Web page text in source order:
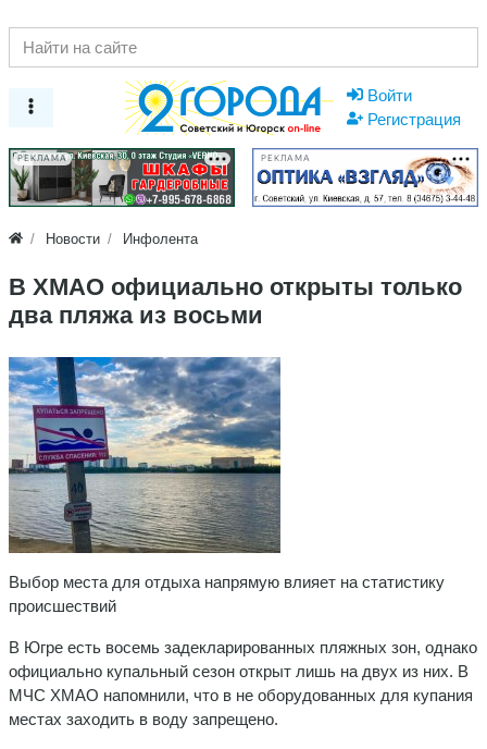
Войти
Регистрация
РЕКЛАМА РЕКЛАМА
Новости Инфолента
В ХМАО официально открыты только
два пляжа из восьми
Выбор места для отдыха напрямую влияет на статистику
происшествий
В Югре есть восемь задекларированных пляжных зон, однако
официально купальный сезон открыт лишь на двух из них. В
МЧС ХМАО напомнили, что в не оборудованных для купания
местах заходить в воду запрещено.